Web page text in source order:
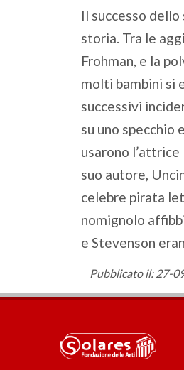
Il successo
storia. Tra le
Frohman, e la
molti bambini si
successivi
su uno specchio
usarono
suo autore,
celebre pirata
nomignolo
e Stevenson
Pubblicato il: 27-